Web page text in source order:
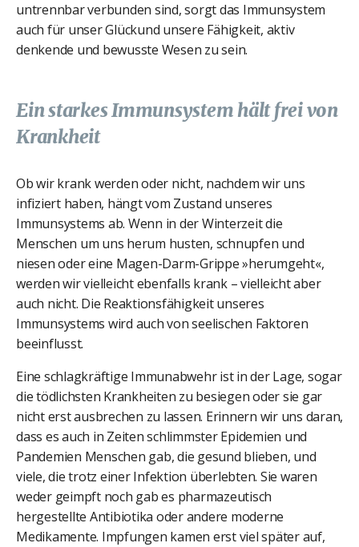
untrennbar verbunden sind, sorgt das Immunsystem
auch für unser Glückund unsere Fähigkeit, aktiv
denkende und bewusste Wesen zu sein.
Ein starkes Immunsystem hält frei von
Krankheit
Ob wir krank werden oder nicht, nachdem wir uns
infiziert haben, hängt vom Zustand unseres
Immunsystems ab. Wenn in der Winterzeit die
Menschen um uns herum husten, schnupfen und
niesen oder eine Magen-Darm-Grippe »herumgeht«,
werden wir vielleicht ebenfalls krank – vielleicht aber
auch nicht. Die Reaktionsfähigkeit unseres
Immunsystems wird auch von seelischen Faktoren
beeinflusst.
Eine schlagkräftige Immunabwehr ist in der Lage, sogar
die tödlichsten Krankheiten zu besiegen oder sie gar
nicht erst ausbrechen zu lassen. Erinnern wir uns daran,
dass es auch in Zeiten schlimmster Epidemien und
Pandemien Menschen gab, die gesund blieben, und
viele, die trotz einer Infektion überlebten. Sie waren
weder geimpft noch gab es pharmazeutisch
hergestellte Antibiotika oder andere moderne
Medikamente. Impfungen kamen erst viel später auf,